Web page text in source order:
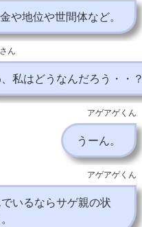
や地位や世間体など。
ん
私はどうなんだろう・・？
アゲアゲくん
うーん。
アゲアゲくん
いるならサゲ親の状